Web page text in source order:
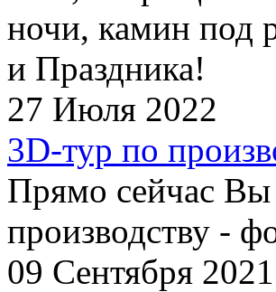
ночи, камин под
и Праздника!
27 Июля 2022
3D-тур по
Прямо сейчас
производству -
09 Сентября 2021